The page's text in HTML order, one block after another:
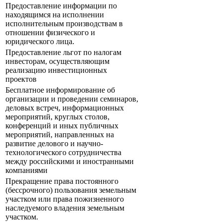
Предоставление информации по
находящимся на исполнении
исполнительным производствам в
отношении физического и
юридического лица.
Предоставление льгот по налогам
инвесторам, осуществляющим
реализацию инвестиционных
проектов
Бесплатное информирование об
организации и проведении семинаров,
деловых встреч, информационных
мероприятий, круглых столов,
конференций и иных публичных
мероприятий, направленных на
развитие делового и научно-
технологического сотрудничества
между российскими и иностранными
компаниями
Прекращение права постоянного
(бессрочного) пользования земельным
участком или права пожизненного
наследуемого владения земельным
участком.